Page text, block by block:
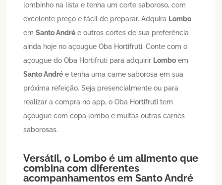
lombinho na lista e tenha um corte saboroso, com
excelente preço e fácil de preparar. Adquira Lombo
emSanto André e outros cortes de sua preferência
ainda hoje no açougue Oba Hortifruti. Conte com o
açougue do Oba Hortifruti para adquirir Lombo em
Santo André e tenha uma carne saborosa em sua
próxima refeição. Seja presencialmente ou para
realizar a compra no app, o Oba Hortifruti tem
açougue com copa lombo e muitas outras carnes
saborosas.
Versátil, o Lombo é um alimento que
combina com diferentes
acompanhamentos emSanto André